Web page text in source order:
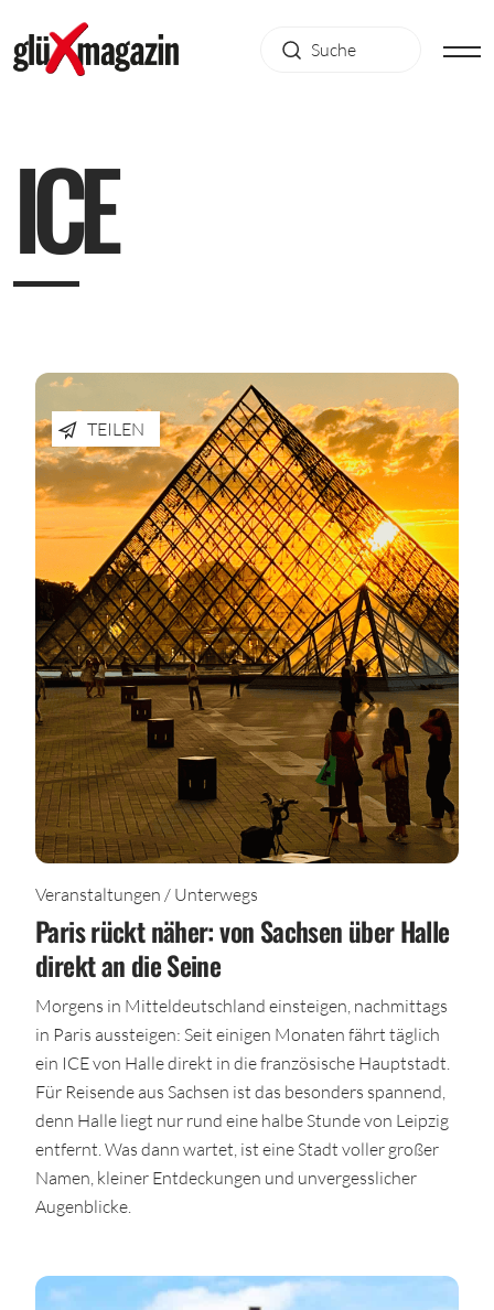
ICE
TEILEN
Veranstaltungen / Unterwegs
Paris rückt näher: von Sachsen über Halle
direkt an die Seine
Morgens in Mitteldeutschland einsteigen, nachmittags
in Paris aussteigen: Seit einigen Monaten fährt täglich
ein ICE von Halle direkt in die französische Hauptstadt.
Für Reisende aus Sachsen ist das besonders spannend,
denn Halle liegt nur rund eine halbe Stunde von Leipzig
entfernt. Was dann wartet, ist eine Stadt voller großer
Namen, kleiner Entdeckungen und unvergesslicher
Augenblicke.